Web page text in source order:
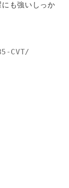
も強いしっか
CVT/